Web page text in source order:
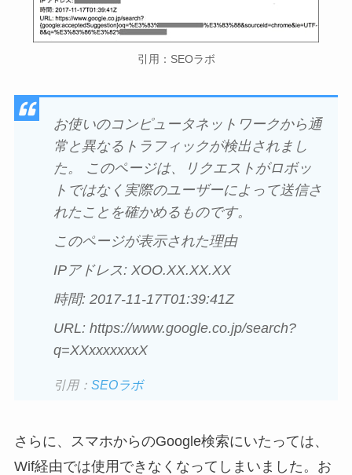
引用：SEOラボ
お使いのコンピュータネットワークから通
常と異なるトラフィックが検出されまし
た。 このページは、リクエストがロボッ
トではなく実際のユーザーによって送信さ
れたことを確かめるものです。
このページが表示された理由
IPアドレス: XOO.XX.XX.XX
時間: 2017-11-17T01:39:41Z
URL: https://www.google.co.jp/search?
q=XXxxxxxxxX
引用： SEOラボ
さらに、スマホからのGoogle検索にいたっては、
Wif経由では使用できなくなってしまいました。お